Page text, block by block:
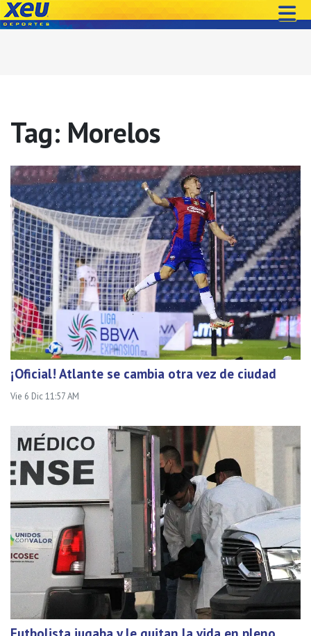
Tag: Morelos
¡Oficial! Atlante se cambia otra vez de ciudad
Vie 6 Dic 11:57 AM